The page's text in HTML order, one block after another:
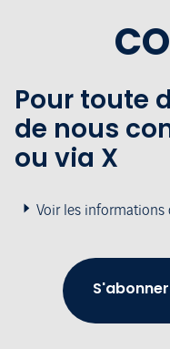
Pour toute
de nous
ou via X
Voir les informations